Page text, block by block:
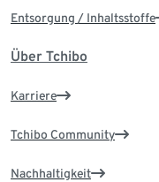
Entsorgung / Inhaltsstoffe
Über Tchibo
Karriere
Tchibo Community
Nachhaltigkeit